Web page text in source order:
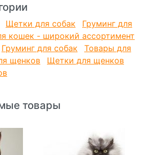
Щетки для собак
Груминг для
кошек - широкий ассортимент
Груминг для собак
Товары для
щенков
Щетки для щенков
товары